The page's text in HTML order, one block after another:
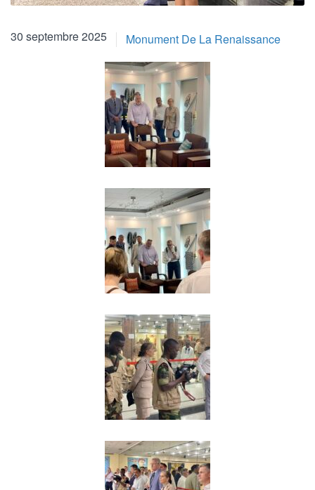
30 septembre 2025 Monument De La Renaissance